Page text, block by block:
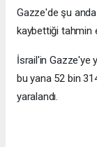
Gazze'de şu
kaybettiği tahmin
İsrail'in Gazze'ye
bu yana 52 bin
yaralandı.